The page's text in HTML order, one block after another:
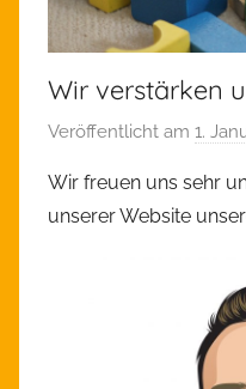
Wir verstärken
Veröffentlicht am 1.
Wir freuen uns sehr
unserer Website